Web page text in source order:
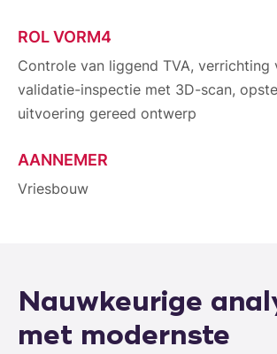
ROL VORM4
Controle van liggend TVA, verrichting
validatie-inspectie met 3D-scan,
uitvoering gereed ontwerp
AANNEMER
Vriesbouw
Nauwkeurige
met modernste